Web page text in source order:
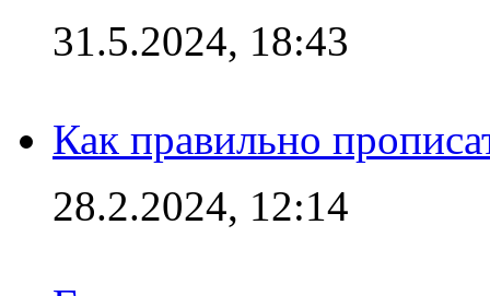
31.5.2024, 18:43
Как правильно
28.2.2024, 12:14